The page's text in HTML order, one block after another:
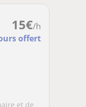
15€/h
offert
et de